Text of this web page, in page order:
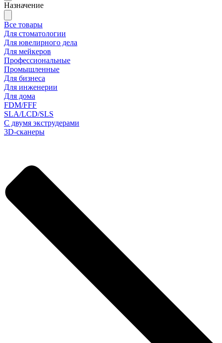
Назначение
Все товары
Для стоматологии
Для ювелирного дела
Для мейкеров
Профессиональные
Промышленные
Для бизнеса
Для инженерии
Для дома
FDM/FFF
SLA/LCD/SLS
С двумя экструдерами
3D-сканеры